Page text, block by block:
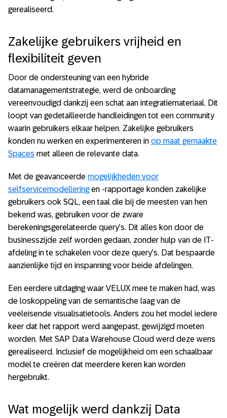
gerealiseerd.
Zakelijke gebruikers vrijheid en
flexibiliteit geven
Door de ondersteuning van een hybride
datamanagementstrategie, werd de onboarding
vereenvoudigd dankzij een schat aan integratiemateriaal. Dit
loopt van gedetailleerde handleidingen tot een community
waarin gebruikers elkaar helpen. Zakelijke gebruikers
konden nu werken en experimenteren in op maat gemaakte
Spaces met alleen de relevante data.
Met de geavanceerde mogelijkheden voor
selfservicemodelleringen -rapportage konden zakelijke
gebruikers ook SQL, een taal die bij de meesten van hen
bekend was, gebruiken voor de zware
berekeningsgerelateerde query’s. Dit alles kon door de
businesszijde zelf worden gedaan, zonder hulp van de IT-
afdeling in te schakelen voor deze query’s. Dat bespaarde
aanzienlijke tijd en inspanning voor beide afdelingen.
Een eerdere uitdaging waar VELUX mee te maken had, was
de loskoppeling van de semantische laag van de
veeleisende visualisatietools. Anders zou het model iedere
keer dat het rapport werd aangepast, gewijzigd moeten
worden. Met SAP Data Warehouse Cloud werd deze wens
gerealiseerd. Inclusief de mogelijkheid om een schaalbaar
model te creëren dat meerdere keren kan worden
hergebruikt.
Wat mogelijk werd dankzij Data